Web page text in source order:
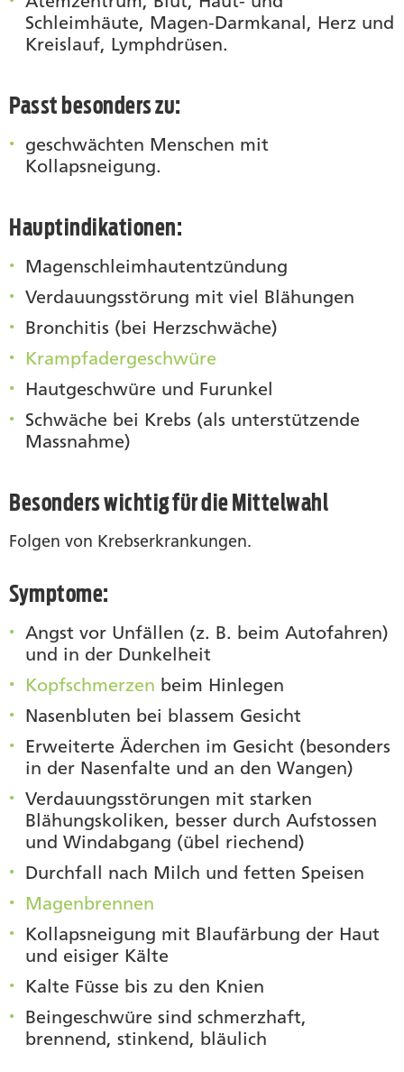
Schleimhäute, Magen-Darmkanal, Herz und
Kreislauf, Lymphdrüsen.
Passt besonders zu:
geschwächten Menschen mit
Kollapsneigung.
Hauptindikationen:
Magenschleimhautentzündung
Verdauungsstörung mit viel Blähungen
Bronchitis (bei Herzschwäche)
Krampfadergeschwüre
Hautgeschwüre und Furunkel
Schwäche bei Krebs (als unterstützende
Massnahme)
Besonders wichtig für die Mittelwahl
Folgen von Krebserkrankungen.
Symptome:
Angst vor Unfällen (z. B. beim Autofahren)
und in der Dunkelheit
Kopfschmerzen beim Hinlegen
Nasenbluten bei blassem Gesicht
Erweiterte Äderchen im Gesicht (besonders
in der Nasenfalte und an den Wangen)
Verdauungsstörungen mit starken
Blähungskoliken, besser durch Aufstossen
und Windabgang (übel riechend)
Durchfall nach Milch und fetten Speisen
Magenbrennen
Kollapsneigung mit Blaufärbung der Haut
und eisiger Kälte
Kalte Füsse bis zu den Knien
Beingeschwüre sind schmerzhaft,
brennend, stinkend, bläulich